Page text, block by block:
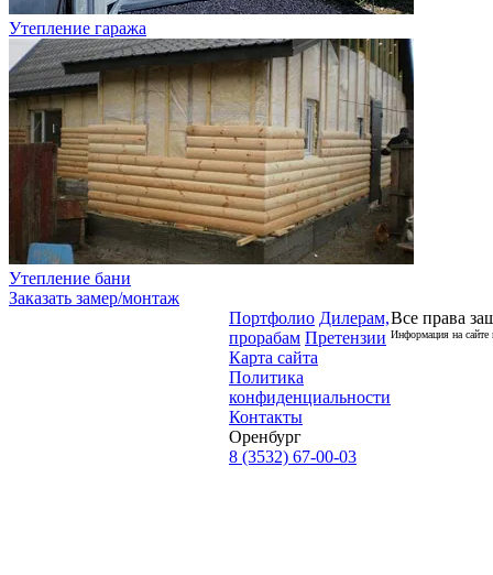
Утепление гаража
Утепление бани
Заказать замер/монтаж
Портфолио Дилерам,
прорабам Претензии
Карта сайта
Политика
конфиденциальности
Контакты
Оренбург
8 (3532) 67-00-03
Все права
Информация на сайте